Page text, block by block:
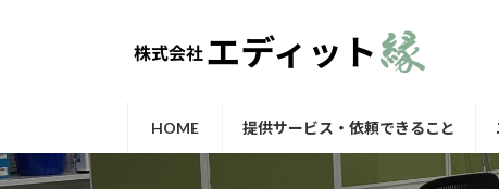
ス
ン
HOME 提供サービス・依頼できること